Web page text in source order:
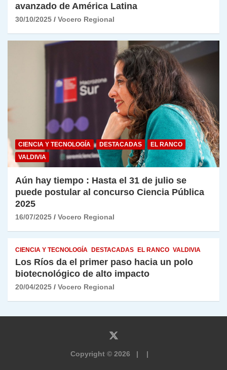
avanzado de América Latina
30/10/2025 Vocero Regional
CIENCIA Y TECNOLOGÍA DESTACADAS
EL RANCO
VALDIVIA
Aún hay tiempo : Hasta el 31 de julio se
puede postular al concurso Ciencia Pública
2025
16/07/2025 Vocero Regional
CIENCIA Y TECNOLOGÍA DESTACADAS EL RANCO VALDIVIA
Los Ríos da el primer paso hacia un polo
biotecnológico de alto impacto
20/04/2025 Vocero Regional
Copyright © 2026